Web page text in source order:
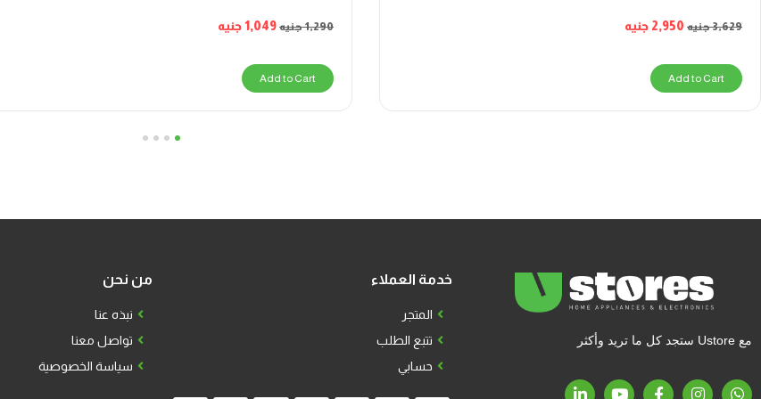
3,629جنيه 2,950 جنيه
Add to Cart
1,290جنيه 1,049جنيه
Add to Cart
مع Ustore ستجد كل ما تريد وأكثر
خدمة العملاء
المتجر
تتبع الطلب
حسابي
من نحن
نبذه عنا
تواصل معنا
سياسة الخصوصية